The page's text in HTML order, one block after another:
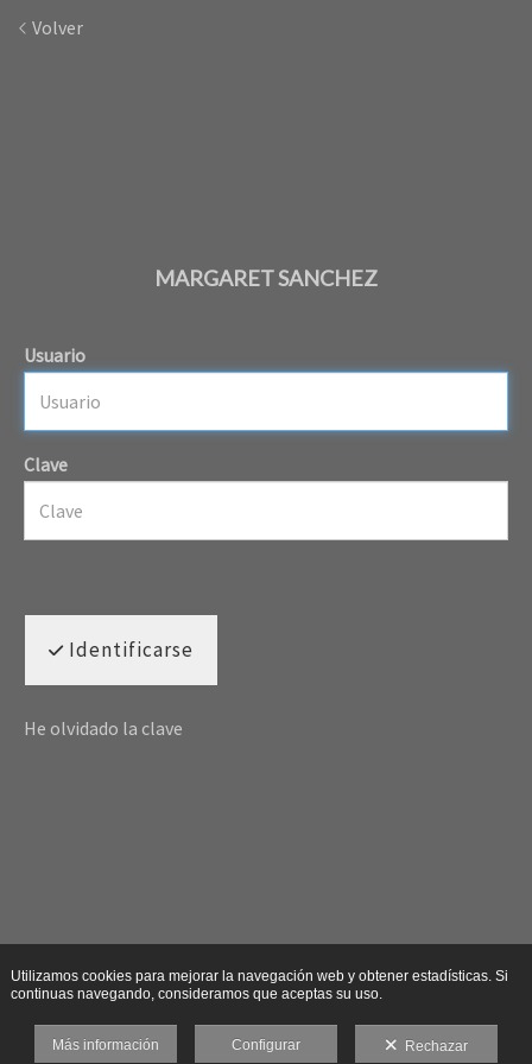
Volver
MARGARET SANCHEZ
Usuario
Clave
Identificarse
He olvidado la clave
Utilizamos cookies para mejorar la navegación web y obtener estadísticas. Si
continuas navegando, consideramos que aceptas su uso.
Más información Configurar Rechazar